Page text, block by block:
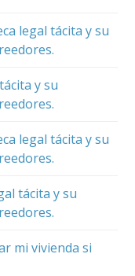
legal tácita y su
y su
legal tácita y su
tácita y su
mi vivienda si